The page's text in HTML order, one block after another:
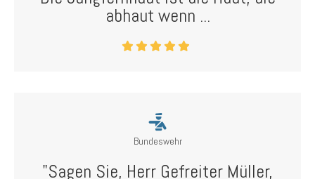
abhaut wenn ...
Bundeswehr
"Sagen Sie, Herr Gefreiter Müller,